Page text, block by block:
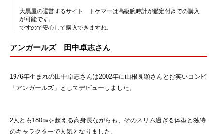
大黒屋の運営するサイト トケマーは高級腕時計が鑑定付きでの購入
が可能です。
ですので安心して購入できますね。
アンガールズ 田中卓志さん
1976年生まれの田中卓志さんは2002年に山根良顕さんとお笑いコンビ
「アンガールズ」としてデビューしました。
2人とも180㎝を超える高身長ながらも、そのスリム過ぎる体型と独特
のキャラクターで人気となりました。